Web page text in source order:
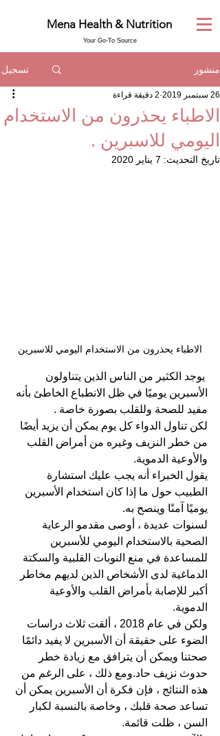
Mena Health & Nutrition
Your Go-To Source
منشور تسجيل
الاطباء يحذرون من الاستخدام
اليومي للاسبرين .
26 سبتمبر 2019 2 دقيقة قراءة
تاريخ التحديث: 7 يناير 2020
الاطباء يحذرون من الاستخدام اليومي للاسبرين
يوجد الكثير من الناس الذين يتناولون
الأسبرين يوميًا في ظل الانطباع الخاطئ بأنه
مفيد للصحة وللقلب بصورة خاصة .
لكن تناول الدواء كل يوم يمكن أن يزيد أيضًا
من خطر النزيف وغيره من أمراض القلب
والأوعية الدموية.
يقول الخبراء أنه يجب عليك استشارة
الطبيب حول ما إذا كان استخدام الأسبرين
يوميًا آمنًا وينصح به.
لسنوات عديدة ، أوصى مقدمو الرعاية
الصحية بالاستخدام اليومي للأسبرين
للمساعدة في منع النوبات القلبية والسكتة
الدماغية لدى الأشخاص الذين لديهم مخاطر
أكبر للإصابة بأمراض القلب والأوعية
الدموية.
ولكن في عام 2018 ، ألقت ثلاث دراسات
الضوء على حقيقة أن الأسبرين لا يفيد دائمًا
صحتنا ويمكن أن يترافق مع زيادة خطر
حدوث نزيف حاد.ومع ذلك ، على الرغم من
هذه النتائج ، فإن فكرة أن الأسبرين يمكن أن
تساعد صحة قلبك ، وخاصة بالنسبة لكبار
السن ، ظلت قائمة.